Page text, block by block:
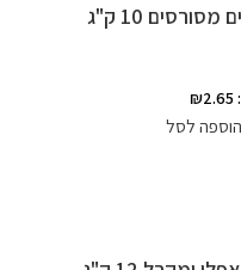
10 ק"ג
הוספה לסל